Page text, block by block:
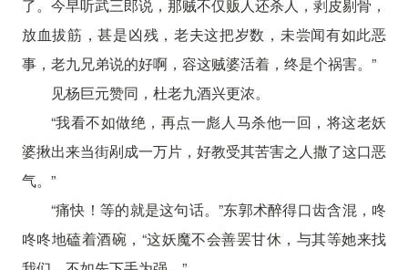
了。今早听武三郎说，那贼不仅贩人还杀人，剥皮剔骨，
放血拔筋，甚是凶残，老夫这把岁数，未尝闻有如此恶
事，老九兄弟说的好啊，容这贼婆活着，终是个祸害。”
见杨巨元赞同，杜老九酒兴更浓。
“我看不如做绝，再点一彪人马杀他一回，将这老妖
婆揪出来当街剐成一万片，好教受其苦害之人撒了这口恶
气。”
“痛快！等的就是这句话。”东郭术醉得口齿含混，咚
咚咚地磕着酒碗，“这妖魔不会善罢甘休，与其等她来找